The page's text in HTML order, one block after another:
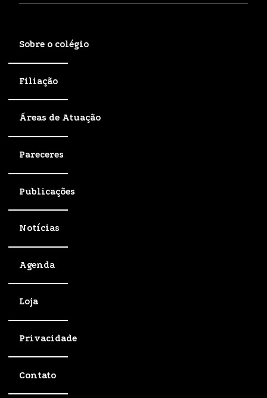
Sobre o colégio
Filiação
Áreas de Atuação
Pareceres
Publicações
Notícias
Agenda
Loja
Privacidade
Contato